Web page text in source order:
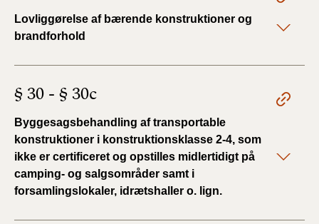
Lovliggørelse af bærende konstruktioner og
brandforhold
§ 30 - § 30c
Byggesagsbehandling af transportable
konstruktioner i konstruktionsklasse 2-4, som
ikke er certificeret og opstilles midlertidigt på
camping- og salgsområder samt i
forsamlingslokaler, idrætshaller o. lign.